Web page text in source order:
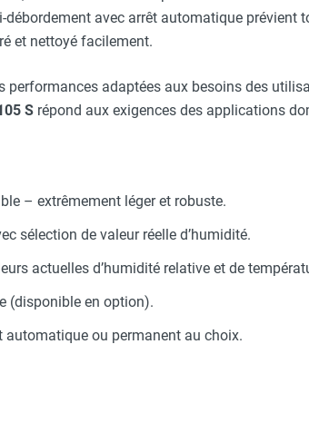
débordement avec arrêt automatique
et nettoyé facilement.
performances adaptées aux besoins des
S répond aux exigences des applications
– extrêmement léger et robuste.
sélection de valeur réelle d’humidité.
actuelles d’humidité relative et de
(disponible en option).
automatique ou permanent au choix.